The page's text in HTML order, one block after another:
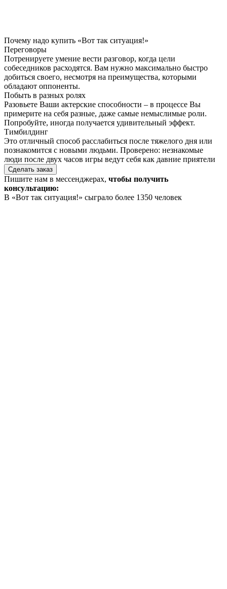
Почему надо купить «Вот так ситуация!»
Переговоры
Потренируете умение вести разговор, когда цели
собеседников расходятся. Вам нужно максимально быстро
добиться своего, несмотря на преимущества, которыми
обладают оппоненты.
Побыть в разных ролях
Разовьете Ваши актерские способности – в процессе Вы
примерите на себя разные, даже самые немыслимые роли.
Попробуйте, иногда получается удивительный эффект.
Тимбилдинг
Это отличный способ расслабиться после тяжелого дня или
познакомится с новыми людьми. Проверено: незнакомые
люди после двух часов игры ведут себя как давние приятели
Сделать заказ
Пишите нам в мессенджерах, чтобы получить
консультацию:
В «Вот так ситуация!» сыграло более 1350 человек